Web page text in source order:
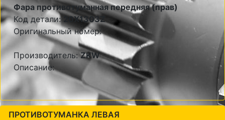
Фара противотуманная передняя (прав)
Код детали: 20X1303Z
Оригинальный номер:
Производитель:ZKW
Описание:
ПРОТИВОТУМАНКА ЛЕВАЯ